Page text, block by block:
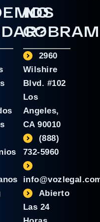
NO
2960
Wilshire
Blvd. #102
Los
Angeles,
CA 90010
(888)
732-5960
Abierto
Las 24